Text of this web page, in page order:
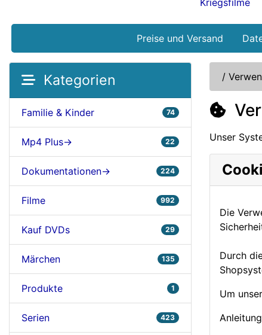
Kriegsfilme
Preise und Versand
Kategorien
Familie & Kinder 74
Mp4 Plus-> 22
Dokumentationen-> 224
Filme 992
Kauf DVDs 29
Märchen 135
Produkte 1
Serien 423
/
Unser
Die
Durch
Um